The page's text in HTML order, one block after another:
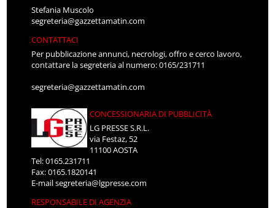
Stefania Muscolo
segreteria@gazzettamatin.com
CONTATTACI
Per pubblicazione annunci, necrologi, offro e cerco lavoro,
contattare la segreteria al numero: 0165/231711
segreteria@gazzettamatin.com
CONCESSIONARIA DI PUBBLICITÀ
LG PRESSE S.R.L.
via Festaz, 52
11100 AOSTA
Tel: 0165.231711
Fax: 0165.1820141
E-mailsegreteria@lgpresse.com
RESPONSABILE DI AGENZIA